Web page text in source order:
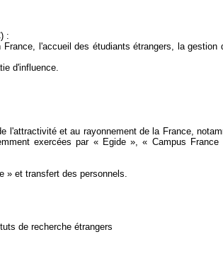
:
l'accueil des étudiants étrangers, la gestion
d'influence.
l'attractivité et au rayonnement de la France,
exercées par « Egide », « Campus
» et transfert des personnels.
de recherche étrangers